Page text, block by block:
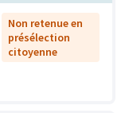
Non retenue en
présélection
citoyenne